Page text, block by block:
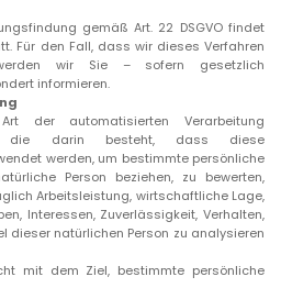
gemäß Art. 22 DSGVO findet
Für den Fall, dass wir dieses Verfahren
wir Sie – sofern gesetzlich
informieren.
der automatisierten Verarbeitung
die darin besteht, dass diese
werden, um bestimmte persönliche
Person beziehen, zu bewerten,
Arbeitsleistung, wirtschaftliche Lage,
Interessen, Zuverlässigkeit, Verhalten,
dieser natürlichen Person zu analysieren
mit dem Ziel, bestimmte persönliche